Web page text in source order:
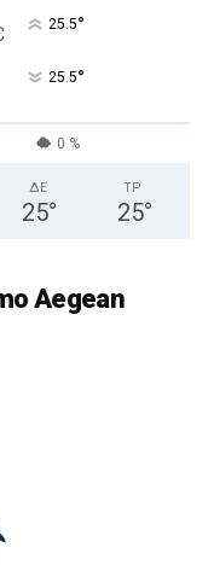
25.5°
25.5°
0 %
ΔΕ
25°
ΤΡ
25°
Aegean